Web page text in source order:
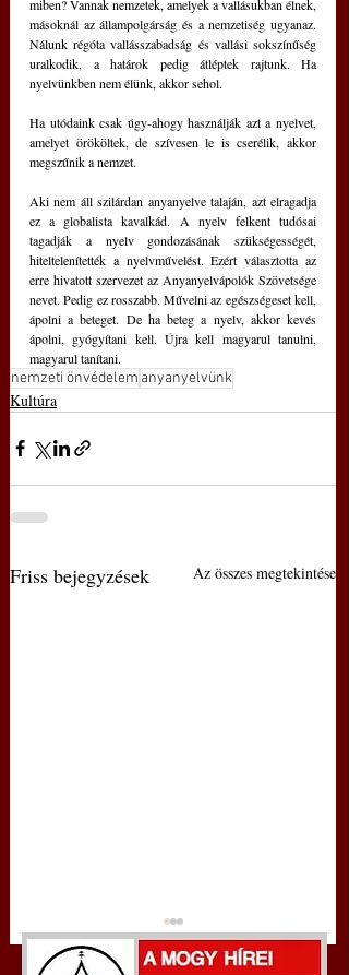
miben? Vannak nemzetek, amelyek a vallásukban élnek,
másoknál az állampolgárság és a nemzetiség ugyanaz.
Nálunk régóta vallásszabadság és vallási sokszínűség
uralkodik, a határok pedig átléptek rajtunk. Ha
nyelvünkben nem élünk, akkor sehol.
Ha utódaink csak úgy-ahogy használják azt a nyelvet,
amelyet örököltek, de szívesen le is cserélik, akkor
megszűnik a nemzet.
Aki nem áll szilárdan anyanyelve talaján, azt elragadja
ez a globalista kavalkád. A nyelv felkent tudósai
tagadják a nyelv gondozásának szükségességét,
hiteltelenítették a nyelvművelést. Ezért választotta az
erre hivatott szervezet az Anyanyelvápolók Szövetsége
nevet. Pedig ez rosszabb. Művelni az egészségeset kell,
ápolni a beteget. De ha beteg a nyelv, akkor kevés
ápolni, gyógyítani kell. Újra kell magyarul tanulni,
magyarul tanítani.
nemzeti önvédelem anyanyelvünk
Kultúra
Friss bejegyzések Az összes megtekintése